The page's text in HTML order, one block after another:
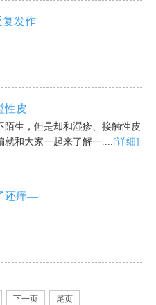
复发作
性皮
生，但是却和湿疹、接触性皮
就和大家一起来了解一.... [详细]
还痒—
下一页 尾页